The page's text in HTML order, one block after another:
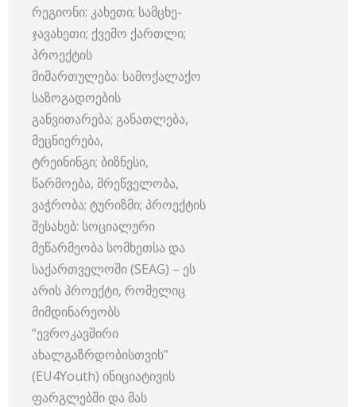
რეგიონი: კახეთი; სამცხე-
ჯავახეთი; ქვემო ქართლი;
პროექტის
მიმართულება: სამოქალაქო
საზოგადოების
განვითარება; განათლება,
მეცნიერება,
ტრეინინგი; ბიზნესი,
წარმოება, მრეწველობა,
ვაჭრობა; ტურიზმი; პროექტის
შესახებ: სოციალური
მეწარმეობა სომხეთსა და
საქართველოში (SEAG) – ეს
არის პროექტი, რომელიც
მიმდინარეობს
“ევროკავშირი
ახალგაზრდობისთვის”
(EU4Youth) ინიციატივის
ფარგლებში და მას